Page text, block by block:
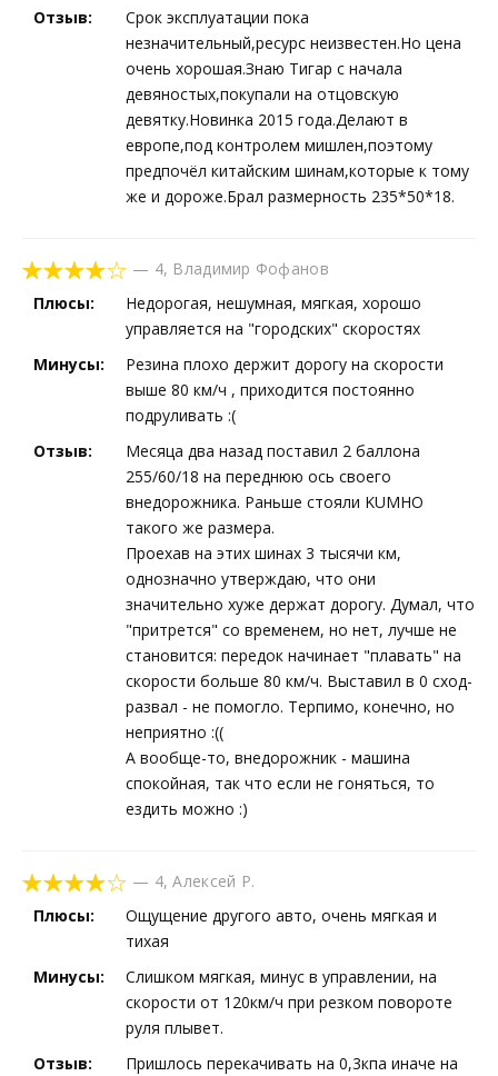
Отзыв:
Срок эксплуатации пока
незначительный,ресурс неизвестен.Но цена
очень хорошая.Знаю Тигар с начала
девяностых,покупали на отцовскую
девятку.Новинка 2015 года.Делают в
европе,под контролем мишлен,поэтому
предпочёл китайским шинам,которые к тому
же и дороже.Брал размерность 235*50*18.
— 4, Владимир Фофанов
Плюсы:
Недорогая, нешумная, мягкая, хорошо
управляется на "городских" скоростях
Минусы:
Резина плохо держит дорогу на скорости
выше 80 км/ч , приходится постоянно
подруливать :(
Отзыв:
Месяца два назад поставил 2 баллона
255/60/18 на переднюю ось своего
внедорожника. Раньше стояли KUMHO
такого же размера.
Проехав на этих шинах 3 тысячи км,
однозначно утверждаю, что они
значительно хуже держат дорогу. Думал, что
"притрется" со временем, но нет, лучше не
становится: передок начинает "плавать" на
скорости больше 80 км/ч. Выставил в 0 сход-
развал - не помогло. Терпимо, конечно, но
неприятно :((
А вообще-то, внедорожник - машина
спокойная, так что если не гоняться, то
ездить можно :)
— 4,Алексей Р.
Плюсы:
Ощущение другого авто, очень мягкая и
тихая
Минусы:
Слишком мягкая, минус в управлении, на
скорости от 120км/ч при резком повороте
руля плывет.
Отзыв:
Пришлось перекачивать на 0,3кпа иначе на